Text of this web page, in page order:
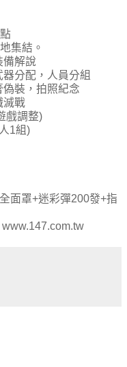
集結。
備解說
分配，人員分組
裝，拍照紀念
滅戰
戲調整)
1組)
面罩+迷彩彈200發+指